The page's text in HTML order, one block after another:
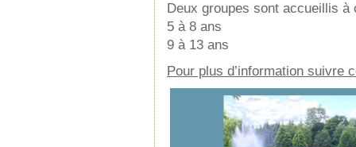
Deux groupes sont accueillis à
5 à 8 ans
9 à 13 ans
Pour plus d’information suivre